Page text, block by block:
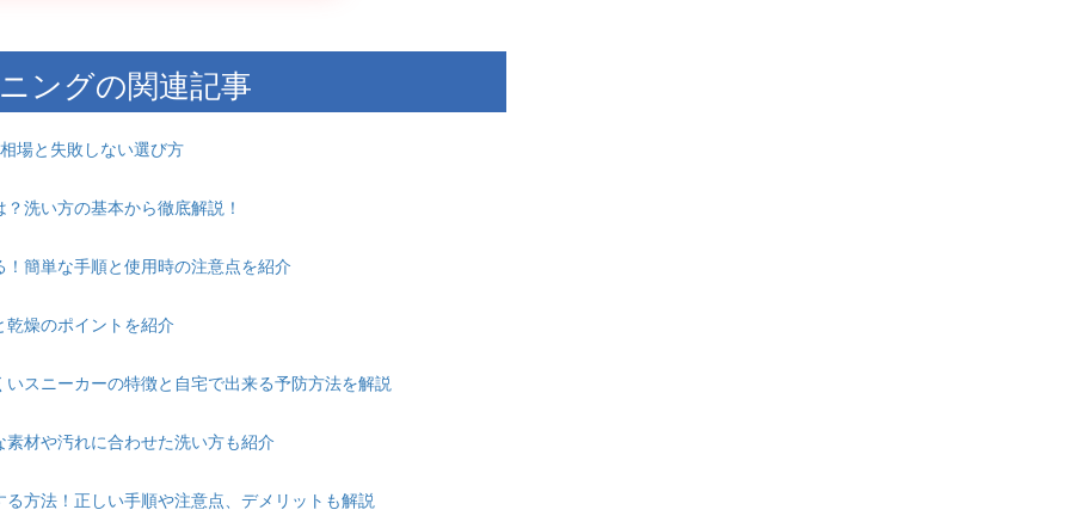
ングの関連記事
場と失敗しない選び方
洗い方の基本から徹底解説！
簡単な手順と使用時の注意点を紹介
燥のポイントを紹介
スニーカーの特徴と自宅で出来る予防方法を解説
材や汚れに合わせた洗い方も紹介
方法！正しい手順や注意点、デメリットも解説